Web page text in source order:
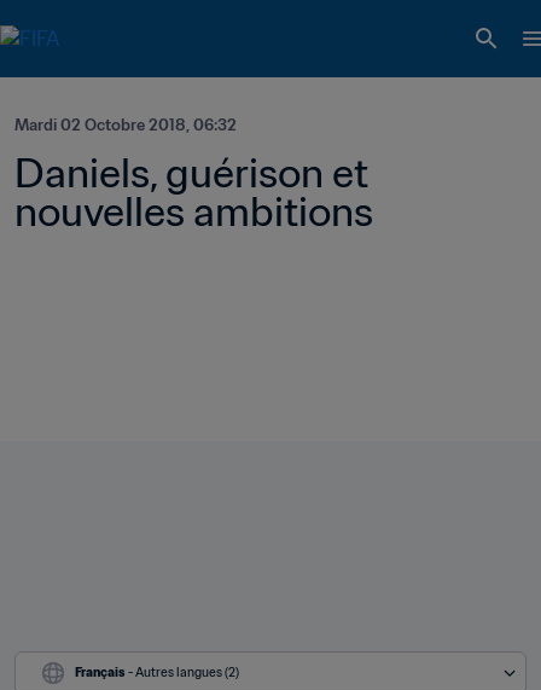
Mardi 02 Octobre 2018, 06:32
Daniels, guérison et
nouvelles ambitions
Français - Autres langues (2)